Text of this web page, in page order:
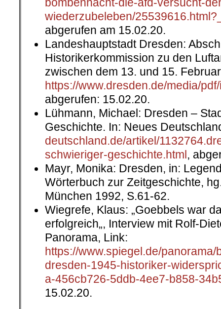
bombennacht-die-afd-versucht-
wiederzubeleben/
abgerufen am 15.02.20.
Landeshauptstadt Dresden:
Historikerkommission zu den
zwischen dem 13. und 15.
https://www.dresden.de/media/
abgerufen: 15.02.20.
Lühmann, Michael: Dresden –
Geschichte. In: Neues
deutschland.de/artikel/
schwieriger-geschichte.html ,
Mayr, Monika: Dresden, in:
Wörterbuch zur Zeitgeschichte,
München 1992, S.61-62.
Wiegrefe, Klaus: „Goebbels war
erfolgreich„, Interview mit Rolf-
Panorama, Link:
https://www.spiegel.de/
dresden-1945-historiker-
a-456cb726-5ddb-4ee7-b858-
15.02.20.